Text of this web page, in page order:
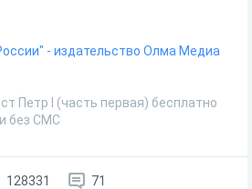
- издательство Олма Медиа
Петр I (часть первая) бесплатно
без СМС
128331 71